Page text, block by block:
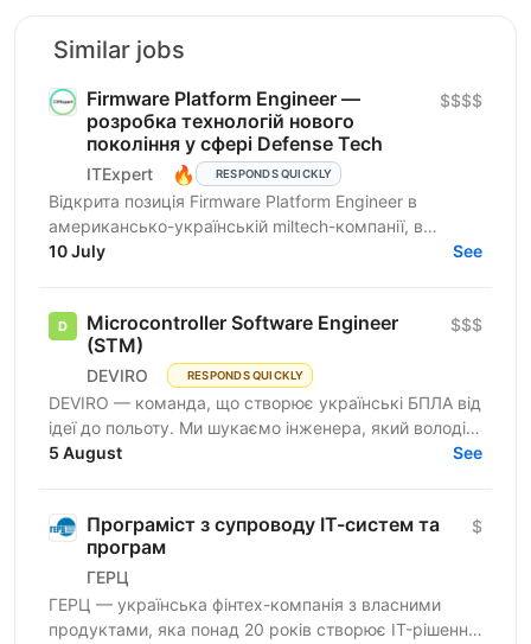
Similar jobs
Firmware Platform Engineer —
розробка технологій нового
покоління у сфері Defense Tech
ITExpert 🔥 RESPONDS QUICKLY
$$$$
Відкрита позиція Firmware Platform Engineer в
американсько-українській miltech-компанії, в
команду якої входять досвідчені лідери зі стартапів
10 July See
Microcontroller Software Engineer
(STM)
DEVIRO RESPONDS QUICKLY
$$$
DEVIRO — команда, що створює українські БПЛА від
ідеї до польоту. Ми шукаємо інженера, який володіє
програмуванням STM32 і досвідом розробки
5 August See
Програміст з супроводу ІТ-систем та
програм
ГЕРЦ
$
ГЕРЦ — українська фінтех-компанія з власними
продуктами, яка понад 20 років створює IT-рішення